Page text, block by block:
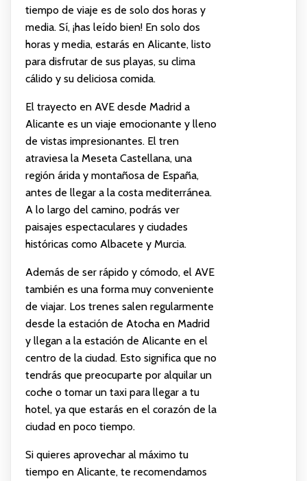
tiempo de viaje es de solo dos horas y
media. Sí, ¡has leído bien! En solo dos
horas y media, estarás en Alicante, listo
para disfrutar de sus playas, su clima
cálido y su deliciosa comida.
El trayecto en AVE desde Madrid a
Alicante es un viaje emocionante y lleno
de vistas impresionantes. El tren
atraviesa la Meseta Castellana, una
región árida y montañosa de España,
antes de llegar a la costa mediterránea.
A lo largo del camino, podrás ver
paisajes espectaculares y ciudades
históricas como Albacete y Murcia.
Además de ser rápido y cómodo, el AVE
también es una forma muy conveniente
de viajar. Los trenes salen regularmente
desde la estación de Atocha en Madrid
y llegan a la estación de Alicante en el
centro de la ciudad. Esto significa que no
tendrás que preocuparte por alquilar un
coche o tomar un taxi para llegar a tu
hotel, ya que estarás en el corazón de la
ciudad en poco tiempo.
Si quieres aprovechar al máximo tu
tiempo en Alicante, te recomendamos